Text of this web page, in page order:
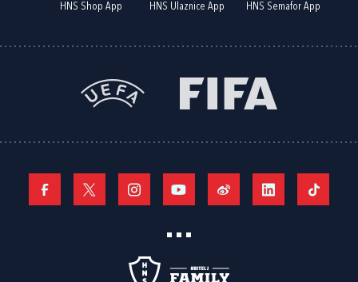
HNS Shop App HNS Ulaznice App HNS Semafor App